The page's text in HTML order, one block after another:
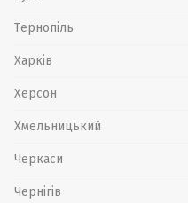
Тернопіль
Харків
Херсон
Хмельницький
Черкаси
Чернігів